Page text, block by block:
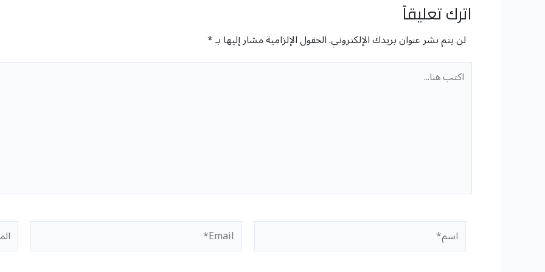
اترك تعليقاً
لن يتم نشر عنوان بريدك الإلكتروني.الحقول الإلزامية مشار إليها بـ*
اكتب
هنا...
Email*